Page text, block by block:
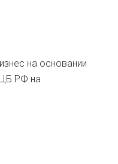
на основании
РФ на